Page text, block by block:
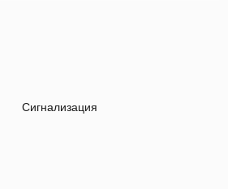
Сигнализация